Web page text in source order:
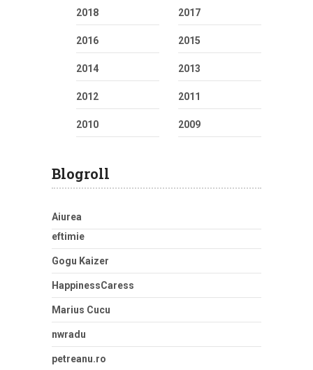
2018 2017
2016 2015
2014 2013
2012 2011
2010 2009
Blogroll
Aiurea
eftimie
Gogu Kaizer
HappinessCaress
Marius Cucu
nwradu
petreanu.ro